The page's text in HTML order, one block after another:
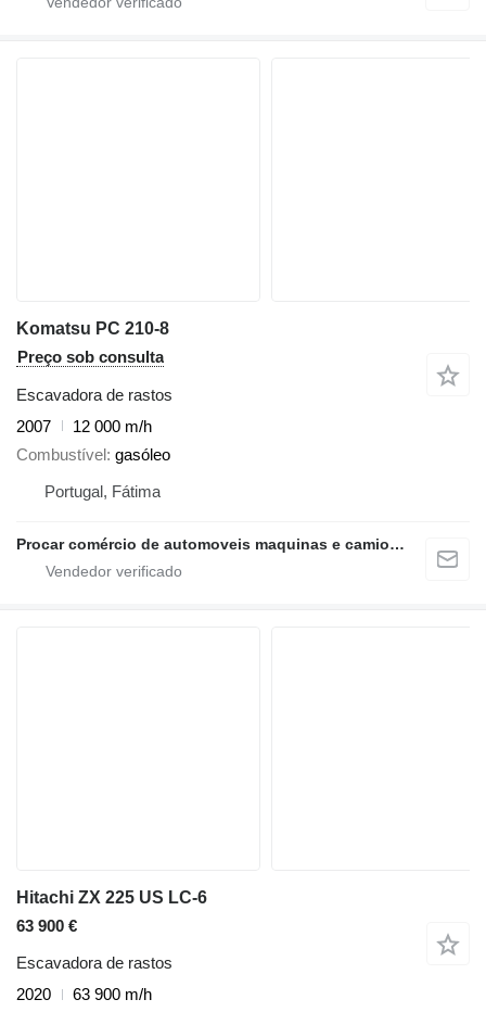
Komatsu PC 210-8
Preço sob consulta
Escavadora de rastos
2007
12 000 m/h
Combustível gasóleo
Portugal, Fátima
Procar comércio de automoveis maquinas e camioes lda
Hitachi ZX 225 US LC-6
63 900 €
Escavadora de rastos
2020
63 900 m/h